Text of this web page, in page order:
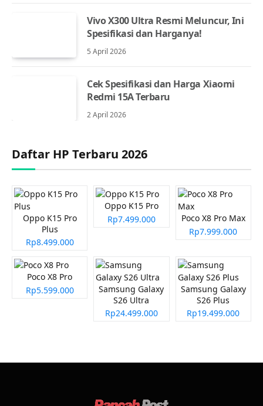
Vivo X300 Ultra Resmi Meluncur, Ini
Spesifikasi dan Harganya!
5 April 2026
Cek Spesifikasi dan Harga Xiaomi
Redmi 15A Terbaru
2 April 2026
Daftar HP Terbaru 2026
Oppo K15 Pro
Plus
Rp8.499.000
Oppo K15 Pro
Rp7.499.000
Poco X8 Pro Max
Rp7.999.000
Poco X8 Pro
Rp5.599.000
Samsung Galaxy
S26 Ultra
Rp24.499.000
Samsung Galaxy
S26 Plus
Rp19.499.000